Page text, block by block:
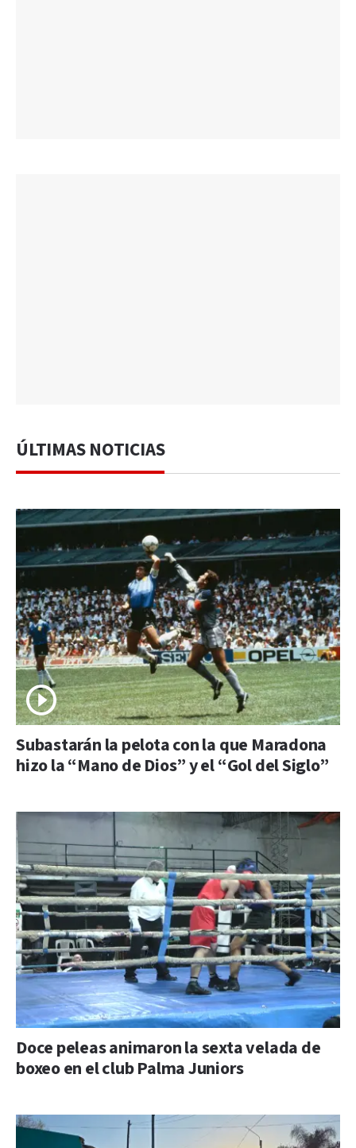
ÚLTIMAS NOTICIAS
Subastarán la pelota con la que Maradona
hizo la “Mano de Dios” y el “Gol del Siglo”
Doce peleas animaron la sexta velada de
boxeo en el club Palma Juniors